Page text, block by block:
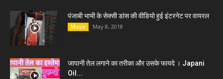
पंजाबी भाभी के सेक्सी डांस की वीडियो हुई इंटरनेट पर वायरल
Music May 8, 2018
जापानी तेल लगाने का तरीका और उसके फायदे । Japani
Oil...